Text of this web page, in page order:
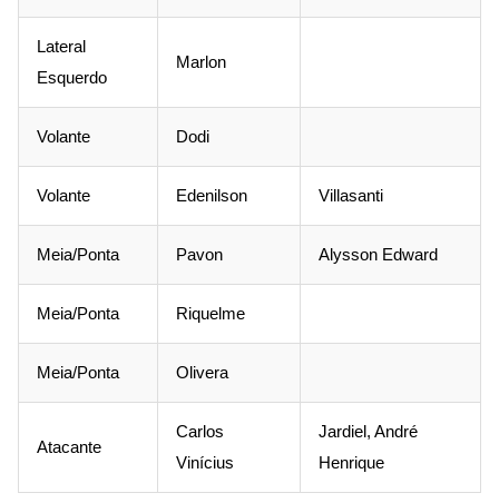
Lateral
Esquerdo
Marlon
Volante Dodi
Volante Edenilson Villasanti
Meia/Ponta Pavon Alysson Edward
Meia/Ponta Riquelme
Meia/Ponta Olivera
Atacante
Carlos
Vinícius
Jardiel, André
Henrique